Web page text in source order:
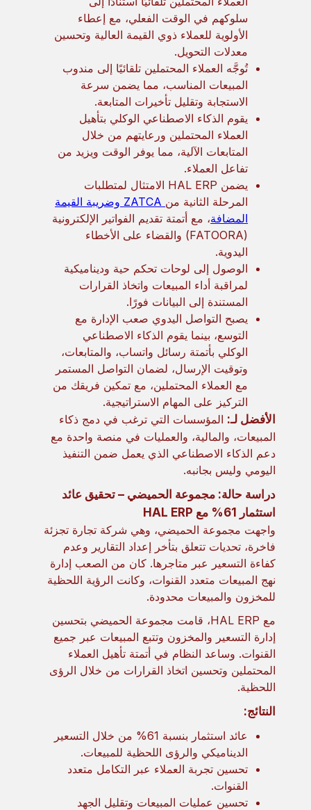
سلوكهم في الوقت الفعلي، مع إعطاء
الأولوية للعملاء ذوي القيمة العالية وتحسين
معدلات التحويل.
تُوجَّه العملاء المحتملين تلقائيًا إلى مندوب
المبيعات المناسب، مما يضمن سرعة
الاستجابة وتقليل تأخيرات المتابعة.
يقوم الذكاء الاصطناعي الوكلي بتأهيل
العملاء المحتملين ورعايتهم من خلال
المتابعات الآلية، مما يوفر الوقت ويزيد من
تفاعل العملاء.
يضمن HAL ERP الامتثال لمتطلبات
المرحلة الثانية من
ZATCA وضريبة القيمة
المضافة، مع أتمتة تقديم الفواتير الإلكترونية
(FATOORA) والقضاء على الأخطاء
اليدوية.
الوصول إلى لوحات تحكم حية وديناميكية
لمراقبة أداء المبيعات واتخاذ القرارات
المستندة إلى البيانات فورًا.
يصبح التواصل اليدوي صعب الإدارة مع
التوسع، بينما يقوم الذكاء الاصطناعي
الوكلي بأتمتة رسائل واتساب، والمتابعات،
وتوقيت الإرسال، لضمان التواصل المستمر
مع العملاء المحتملين، مع تمكين فريقك من
التركيز على المهام الاستراتيجية.
الأفضل لـ: المؤسسات التي ترغب في دمج ذكاء
المبيعات، والمالية، والعمليات في منصة واحدة مع
دعم الذكاء الاصطناعي الذي يعمل ضمن التنفيذ
اليومي وليس بجانبه.
دراسة حالة: مجموعة الحميضي – تحقيق عائد
استثمار 61% مع HAL ERP
واجهت مجموعة الحميضي، وهي شركة تجارة تجزئة
فاخرة، تحديات تتعلق بتأخر إعداد التقارير وعدم
كفاءة التسعير عبر متاجرها. كان من الصعب إدارة
نهج المبيعات متعدد القنوات، وكانت الرؤية اللحظية
للمخزون والمبيعات محدودة.
مع HAL ERP، قامت مجموعة الحميضي بتحسين
إدارة التسعير والمخزون وتتبع المبيعات عبر جميع
القنوات. وساعد النظام في أتمتة تأهيل العملاء
المحتملين وتحسين اتخاذ القرارات من خلال الرؤى
اللحظية.
النتائج:
عائد استثمار بنسبة 61% من خلال التسعير
الديناميكي والرؤى اللحظية للمبيعات.
تحسين تجربة العملاء عبر التكامل متعدد
القنوات.
تحسين عمليات المبيعات وتقليل الجهد